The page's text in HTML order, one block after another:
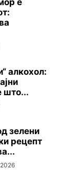
алкохол:
што...
зелени
рецепт